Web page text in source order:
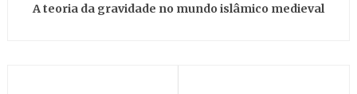
A teoria da gravidade no mundo islâmico medieval